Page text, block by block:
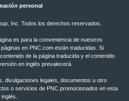
personal
Inc. Todos los derechos reservados.
es para la conveniencia de nuestros
en PNC.com están traducidas. Si
de la página traducida y el contenido
en inglés prevalecerá.
divulgaciones legales, documentos u otro
o servicios de PNC promocionados en esta